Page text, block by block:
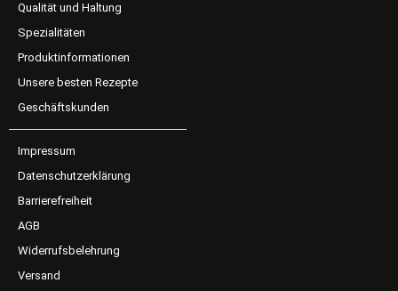
Qualität und Haltung
Spezialitäten
Produktinformationen
Unsere besten Rezepte
Geschäftskunden
Impressum
Datenschutzerklärung
Barrierefreiheit
AGB
Widerrufsbelehrung
Versand